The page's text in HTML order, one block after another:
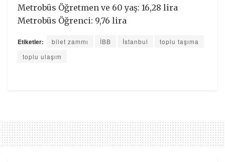
Metrobüs Öğretmen ve 60 yaş: 16,28 lira
Metrobüs Öğrenci: 9,76 lira
Etiketler: bilet zammı İBB İstanbul
toplu taşıma
toplu ulaşım